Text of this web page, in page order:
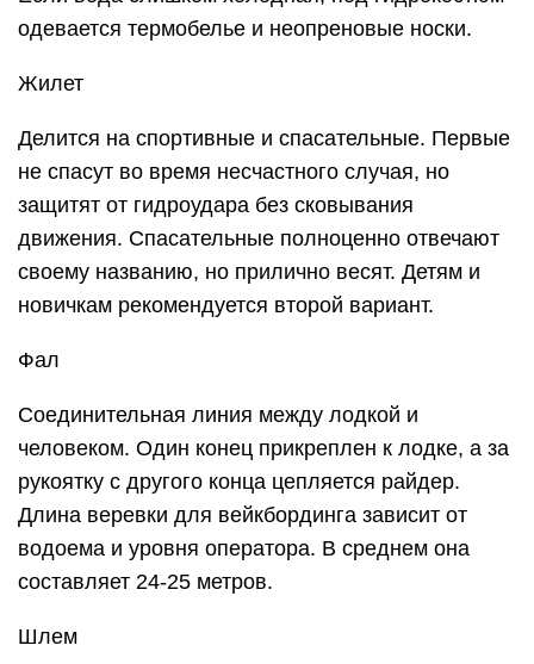
одевается термобелье и неопреновые носки.
Жилет
Делится на спортивные и спасательные. Первые
не спасут во время несчастного случая, но
защитят от гидроудара без сковывания
движения. Спасательные полноценно отвечают
своему названию, но прилично весят. Детям и
новичкам рекомендуется второй вариант.
Фал
Соединительная линия между лодкой и
человеком. Один конец прикреплен к лодке, а за
рукоятку с другого конца цепляется райдер.
Длина веревки для вейкбординга зависит от
водоема и уровня оператора. В среднем она
составляет 24-25 метров.
Шлем